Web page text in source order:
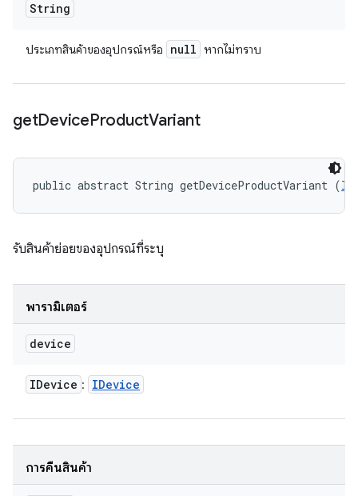
String
ประเภทสินค้าของอุปกรณ์หรือ null หากไม่ทราบ
getDeviceProductVariant
public abstract String getDeviceProductVariant (
รับสินค้าย่อยของอุปกรณ์ที่ระบุ
พารามิเตอร์
device
IDevice : IDevice
การคืนสินค้า